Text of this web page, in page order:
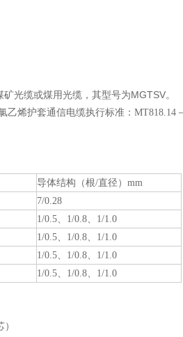
光缆或煤用光缆，其型号为MGTSV。
烯护套通信电缆执行标准：MT818.14
导体结构（根/直径）mm
7/0.28
1/0.5、1/0.8、1/1.0
1/0.5、1/0.8、1/1.0
1/0.5、1/0.8、1/1.0
1/0.5、1/0.8、1/1.0